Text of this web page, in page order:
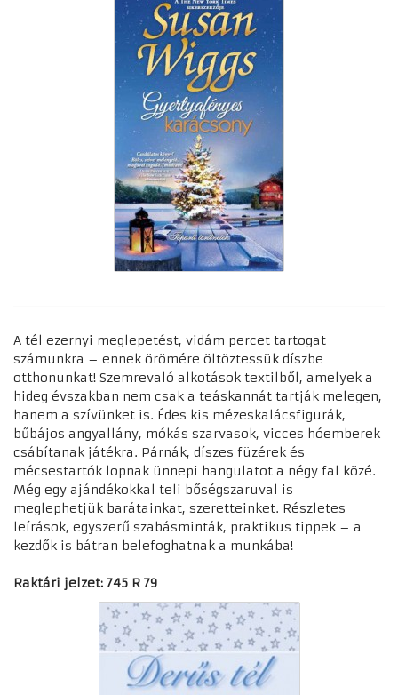
A tél ezernyi meglepetést, vidám percet tartogat
számunkra – ennek örömére öltöztessük díszbe
otthonunkat! Szemrevaló alkotások textilből, amelyek a
hideg évszakban nem csak a teáskannát tartják melegen,
hanem a szívünket is. Édes kis mézeskalácsfigurák,
bűbájos angyallány, mókás szarvasok, vicces hóemberek
csábítanak játékra. Párnák, díszes füzérek és
mécsestartók lopnak ünnepi hangulatot a négy fal közé.
Még egy ajándékokkal teli bőségszaruval is
meglephetjük barátainkat, szeretteinket. Részletes
leírások, egyszerű szabásminták, praktikus tippek – a
kezdők is bátran belefoghatnak a munkába!
Raktári jelzet: 745 R 79